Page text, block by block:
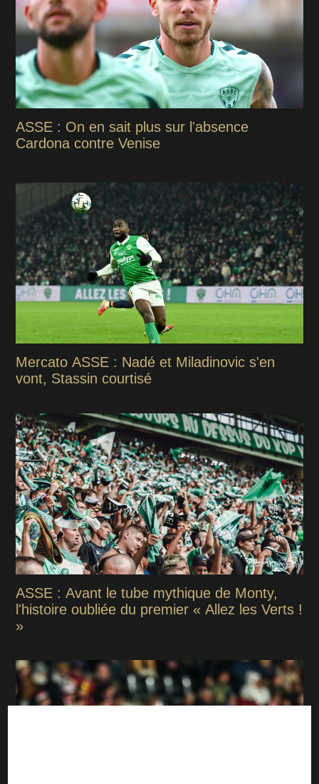
ASSE : On en sait plus sur l'absence
Cardona contre Venise
Mercato ASSE : Nadé et Miladinovic s'en
vont, Stassin courtisé
ASSE : Avant le tube mythique de Monty,
l'histoire oubliée du premier « Allez les Verts !
»